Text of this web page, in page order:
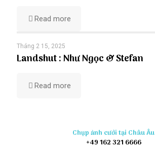
Read more
Tháng 2 15, 2025
Landshut : Như Ngọc & Stefan
Read more
Chụp ảnh cưới tại Châu Âu
+49 162 321 6666